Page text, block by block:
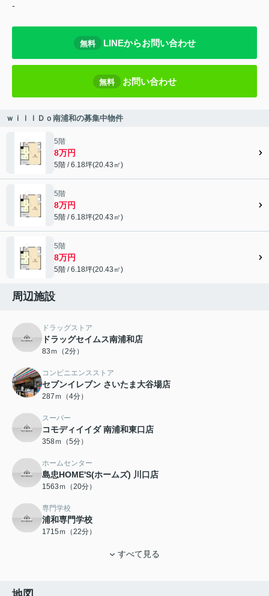
-
無料 LINEからお問い合わせ
無料 お問い合わせ
ｗｉｌｌＤｏ南浦和の募集中物件
5階
8万円
5階 / 6.18坪(20.43㎡)
5階
8万円
5階 / 6.18坪(20.43㎡)
5階
8万円
5階 / 6.18坪(20.43㎡)
周辺施設
ドラッグストア
ドラッグセイムス南浦和店
83ｍ（2分）
コンビニエンスストア
セブンイレブン さいたま大谷場店
287ｍ（4分）
スーパー
コモディイイダ 南浦和東口店
358ｍ（5分）
ホームセンター
島忠HOME'S(ホームズ) 川口店
1563ｍ（20分）
専門学校
浦和専門学校
1715ｍ（22分）
すべて見る